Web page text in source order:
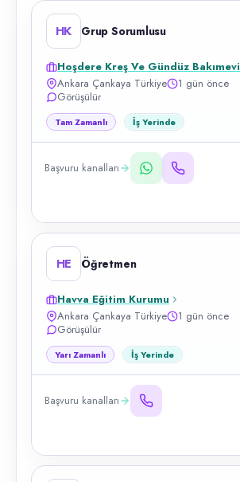
HK Grup Sorumlusu
Hoşdere Kreş Ve Gündüz Bakımevi
Ankara Çankaya Türkiye
1 gün önce
Görüşülür
Tam Zamanlı İş Yerinde
Başvuru kanalları
HE Öğretmen
Havva Eğitim Kurumu
Ankara Çankaya Türkiye
1 gün önce
Görüşülür
Yarı Zamanlı İş Yerinde
Başvuru kanalları